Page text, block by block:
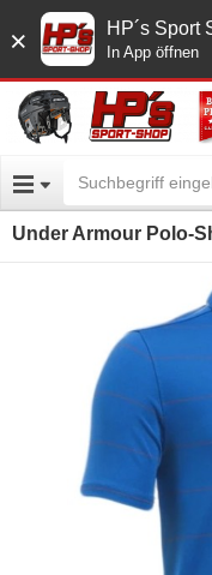
× HP´s Sport
In App öffnen
Under Armour Polo-